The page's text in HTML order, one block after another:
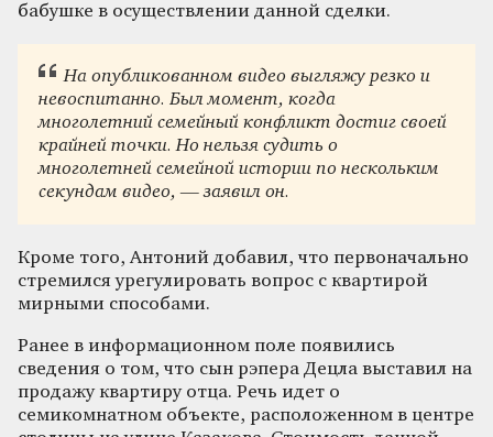
бабушке в осуществлении данной сделки.
На опубликованном видео выгляжу резко и
невоспитанно. Был момент, когда
многолетний семейный конфликт достиг своей
крайней точки. Но нельзя судить о
многолетней семейной истории по нескольким
секундам видео, — заявил он.
Кроме того, Антоний добавил, что первоначально
стремился урегулировать вопрос с квартирой
мирными способами.
Ранее в информационном поле появились
сведения о том, что сын рэпера Децла выставил на
продажу квартиру отца. Речь идет о
семикомнатном объекте, расположенном в центре